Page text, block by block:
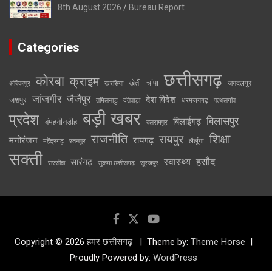
8th August 2026 Bureau Report
Categories
अंबिकापुर कोरबा क्राइम खरसिया खेती चांपा छत्तीसगढ़ जगदलपुर
जशपुर जांजगीर जैजैपुर तमिलनाडु दंतेवाड़ा देश विदेश धरमजयगढ़ पत्थलगांव
प्रदेश बंमहनीनडीह बड़ी खबर बलरामपुर बिलाईगढ़ बिलासपुर
मनोरंजन महेंद्रगढ़ रतनपुर राजनीति रायगढ़ रायपुर लैलूंगा शिक्षा
सक्ती सरसीवा सारंगढ़ सुकमा छत्तीसगढ़ सूरजपुर स्वास्थ्य हसौद
Copyright © 2026हमर छत्तीसगढ़ Theme by: Theme Horse
Proudly Powered by: WordPress